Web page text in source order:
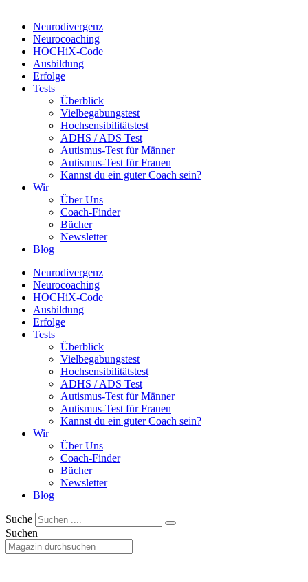
Neurodivergenz
Neurocoaching
HOCHiX-Code
Ausbildung
Erfolge
Tests
Überblick
Vielbegabungstest
Hochsensibilitätstest
ADHS / ADS Test
Autismus-Test für Männer
Autismus-Test für Frauen
Kannst du ein guter Coach sein?
Wir
Über Uns
Coach-Finder
Bücher
Newsletter
Blog
Neurodivergenz
Neurocoaching
HOCHiX-Code
Ausbildung
Erfolge
Tests
Überblick
Vielbegabungstest
Hochsensibilitätstest
ADHS / ADS Test
Autismus-Test für Männer
Autismus-Test für Frauen
Kannst du ein guter Coach sein?
Wir
Über Uns
Coach-Finder
Bücher
Newsletter
Blog
Suche
Suchen